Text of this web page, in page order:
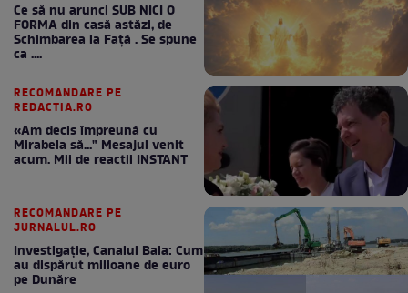
Ce să nu arunci SUB NICI O
FORMA din casă astăzi, de
Schimbarea la Față . Se spune
ca ....
RECOMANDARE PE
REDACTIA.RO
«Am decis împreună cu
Mirabela să..." Mesajul venit
acum. Mii de reactii INSTANT
RECOMANDARE PE
JURNALUL.RO
Investigație, Canalul Bala: Cum
au dispărut milioane de euro
pe Dunăre